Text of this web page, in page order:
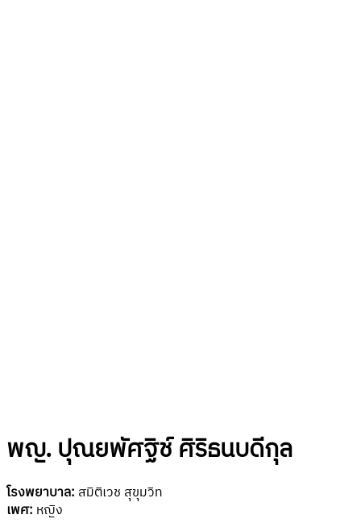
พญ. ปุณยพัศฐิช์ ศิริธนบดีกุล
โรงพยาบาล: สมิติเวช สุขุมวิท
เพศ: หญิง